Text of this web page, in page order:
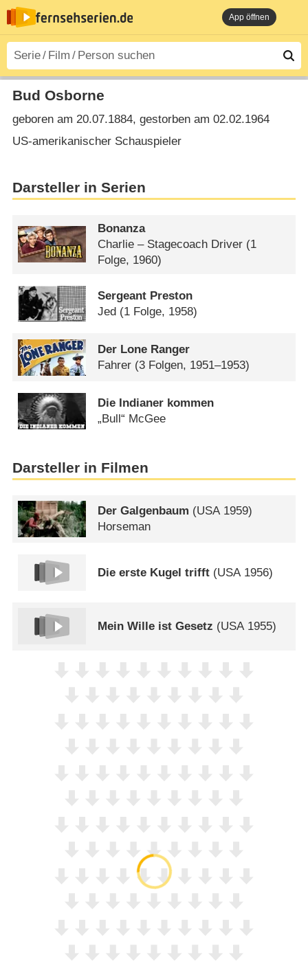
App öffnen
Bud Osborne
geboren am 20.07.1884, gestorben am 02.02.1964
US-amerikanischer Schauspieler
Darsteller in Serien
Bonanza
Charlie – Stagecoach Driver (1
Folge, 1960)
Sergeant Preston
Jed (1 Folge, 1958)
Der Lone Ranger
Fahrer (3 Folgen, 1951–1953)
Die Indianer kommen
„Bull“ McGee
Darsteller in Filmen
Der Galgenbaum (USA1959)
Horseman
Die erste Kugel trifft (USA1956)
Mein Wille ist Gesetz (USA1955)